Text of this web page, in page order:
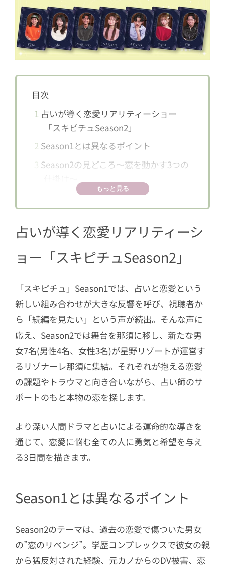
目次
1 占いが導く恋愛リアリティーショー
「スキピチュSeason2」
2 Season1とは異なるポイント
Season2の見どころ～恋を動かす3つの
1. 占い師が“完全伴走”する唯一無
二の恋愛リアリティーショー
3.22. 舞台はリゾナーレ那須
者7名のリアル
5 占い師による運命的な恋愛サポート
6恋を探しに来た7名の男女
7 恋の行方を見守るスタジオMC・モニタ
リングゲスト
8恋の舞台「リゾナーレ那須」
もっと見る
占いが導く恋愛リアリティーシ
ョー「スキピチュSeason2」
「スキピチュ」Season1では、占いと恋愛という
新しい組み合わせが大きな反響を呼び、視聴者か
ら「続編を見たい」という声が続出。そんな声に
応え、Season2では舞台を那須に移し、新たな男
女7名(男性4名、女性3名)が星野リゾートが運営す
るリゾナーレ那須に集結。それぞれが抱える恋愛
の課題やトラウマと向き合いながら、占い師のサ
ポートのもと本物の恋を探します。
より深い人間ドラマと占いによる運命的な導きを
通じて、恋愛に悩む全ての人に勇気と希望を与え
る3日間を描きます。
Season1とは異なるポイント
Season2のテーマは、過去の恋愛で傷ついた男女
の”恋のリベンジ”。学歴コンプレックスで彼女の親
から猛反対された経験、元カノからのDV被害、恋